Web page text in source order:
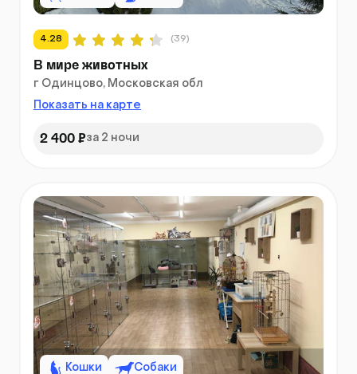
4.28 (39)
В мире животных
г Одинцово, Московская обл
Показать на карте
2 400 ₽за 2 ночи
Кошки Собаки